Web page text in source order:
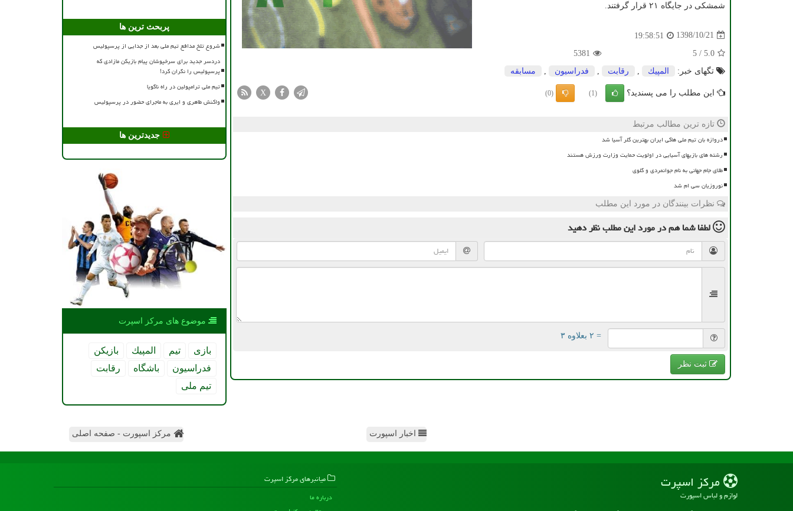
شمشكی در جایگاه ۲۱ قرار گرفتند.
1398/10/21
19:58:51
5.0
/
5
5381
تگهای خبر:
المپیك رقابت فدراسیون مسابقه
این مطلب را می پسندید؟ (1)
(0)
X
تازه ترین مطالب مرتبط
دروازه بان تیم ملی هاکی ایران بهترین گلر آسیا شد
رشته های بازیهای آسیایی در اولویت حمایت وزارت ورزش هستند
طلای جام جهانی به نام جوانمردی و گلوی
نوروزیان سی ام شد
نظرات بینندگان در مورد این مطلب
لطفا شما همدر مورد این مطلبنظر دهید
= ۲ بعلاوه ۳
ثبت نظر
پربحث ترین ها
شروع تلخ مدافع تیم ملی بعد از جدایی از پرسپولیس
دردسر جدید برای سرخپوشان پیام بازیکن مازادی که
پرسپولیس را نگران کرد!
تیم ملی ترامپولین در راه ناگویا
واکنش طاهری و ایری به ماجرای حضور در پرسپولیس
جدیدترین ها
موضوع های مركز اسپرت
بازی تیم المپیك
بازیكن
فدراسیون
باشگاه
رقابت
تیم ملی
اخبار اسپورت مرکز اسپورت - صفحه اصلی
مركز اسپرت
لوازم و لباس اسپورت
میانبرهای مركز اسپرت
درباره ما